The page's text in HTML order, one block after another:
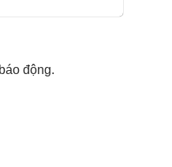
động.